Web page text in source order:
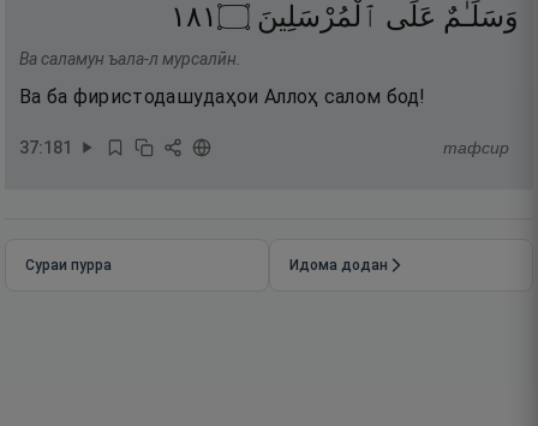
وَسَلَـٰمٌ عَلَى ٱلْمُرْسَلِينَ ۝١٨١
Ва саламун ъала-л мурсалӣн.
Ва ба фиристодашудаҳои Аллоҳ салом бод!
37:181 тафсир
Сураи пурра Идома додан